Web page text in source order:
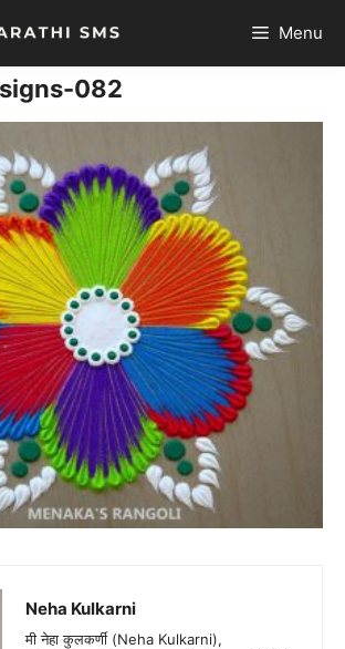
Menu
082
Neha Kulkarni
मी नेहा कुलकर्णी (Neha Kulkarni),